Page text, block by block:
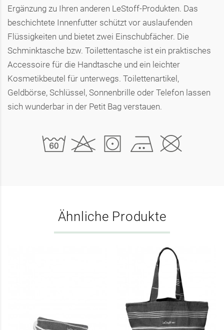
Ergänzung zu Ihren anderen LeStoff-Produkten. Das
beschichtete Innenfutter schützt vor auslaufenden
Flüssigkeiten und bietet zwei Einschubfächer. Die
Schminktasche bzw. Toilettentasche ist ein praktisches
Accessoire für die Handtasche und ein leichter
Kosmetikbeutel für unterwegs. Toilettenartikel,
Geldbörse, Schlüssel, Sonnenbrille oder Telefon lassen
sich wunderbar in der Petit Bag verstauen.
Ähnliche Produkte